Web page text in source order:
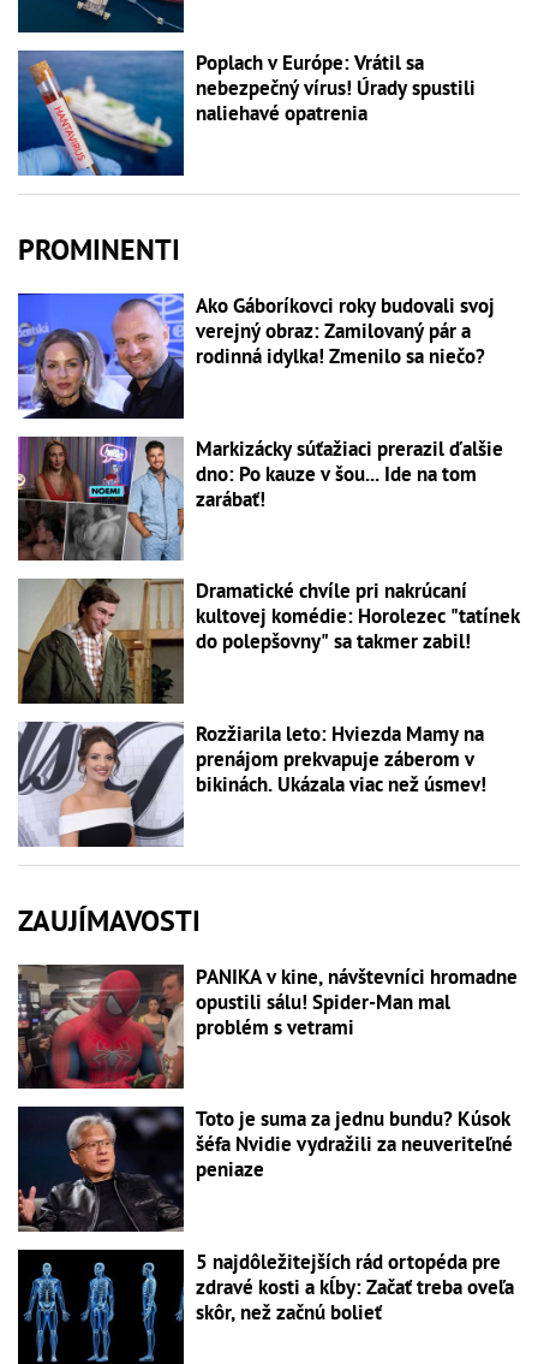
Poplach v Európe: Vrátil sa
nebezpečný vírus! Úrady spustili
naliehavé opatrenia
PROMINENTI
Ako Gáboríkovci roky budovali svoj
verejný obraz: Zamilovaný pár a
rodinná idylka! Zmenilo sa niečo?
Markizácky súťažiaci prerazil ďalšie
dno: Po kauze v šou... Ide na tom
zarábať!
Dramatické chvíle pri nakrúcaní
kultovej komédie: Horolezec "tatínek
do polepšovny" sa takmer zabil!
Rozžiarila leto: Hviezda Mamy na
prenájom prekvapuje záberom v
bikinách. Ukázala viac než úsmev!
ZAUJÍMAVOSTI
PANIKA v kine, návštevníci hromadne
opustili sálu! Spider-Man mal
problém s vetrami
Toto je suma za jednu bundu? Kúsok
šéfa Nvidie vydražili za neuveriteľné
peniaze
5 najdôležitejších rád ortopéda pre
zdravé kosti a kĺby: Začať treba oveľa
skôr, než začnú bolieť